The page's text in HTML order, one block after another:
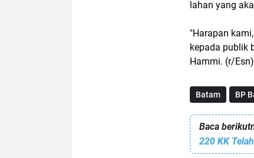
lahan yang
"Harapan
kepada publik
Hammi. (r/Esn)
Batam BP
Baca